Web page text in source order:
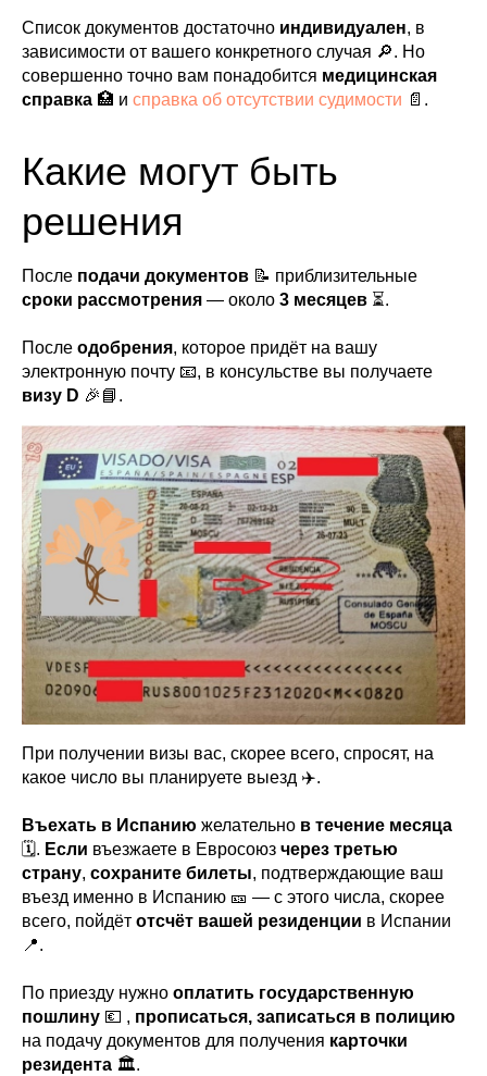
Список документов достаточно индивидуален, в
зависимости от вашего конкретного случая 🔎. Но
совершенно точно вам понадобится медицинская
справка 🏥 и справка об отсутствии судимости 📄.
Какие могут быть
решения
После подачи документов 📝 приблизительные
сроки рассмотрения — около 3 месяцев ⏳.
После одобрения, которое придёт на вашу
электронную почту 📧, в консульстве вы получаете
визу D 🎉📘.
При получении визы вас, скорее всего, спросят, на
какое число вы планируете выезд ✈️.
Въехать в Испанию желательно в течение месяца
🗓️. Если въезжаете в Евросоюз через третью
страну, сохраните билеты, подтверждающие ваш
въезд именно в Испанию 🎫 — с этого числа, скорее
всего, пойдёт отсчёт вашей резиденции в Испании
📍.
По приезду нужно оплатить государственную
пошлину 💶 , прописаться, записаться в полицию
на подачу документов для получения карточки
резидента 🏛️.